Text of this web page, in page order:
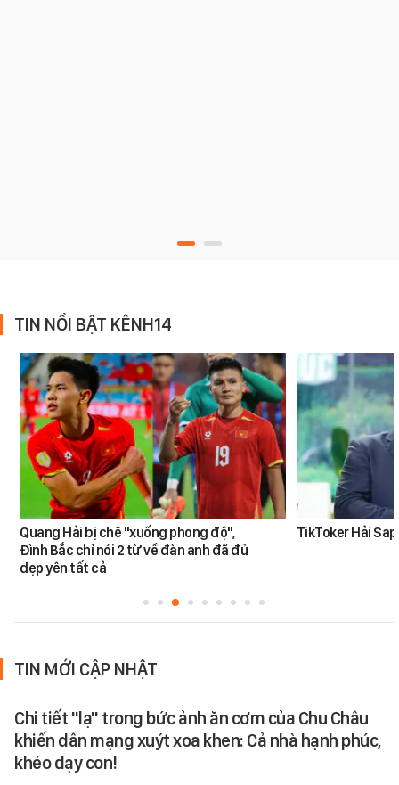
TIN NỔI BẬT KÊNH14
Quang Hải bị chê "xuống phong độ",
Đình Bắc chỉ nói 2 từ về đàn anh đã đủ
dẹp yên tất cả
TikToker Hải
TIN MỚI CẬP NHẬT
Chi tiết "lạ" trong bức ảnh ăn cơm của Chu Châu
khiến dân mạng xuýt xoa khen: Cả nhà hạnh phúc,
khéo dạy con!